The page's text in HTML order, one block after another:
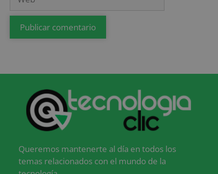
Queremos mantenerte al día en todos los
temas relacionados con el mundo de la